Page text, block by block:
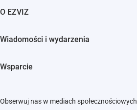
O EZVIZ
Trust Center
Wiadomości i wydarzenia
Wsparcie
Pobierz
Obserwuj nas w mediach społecznościowych